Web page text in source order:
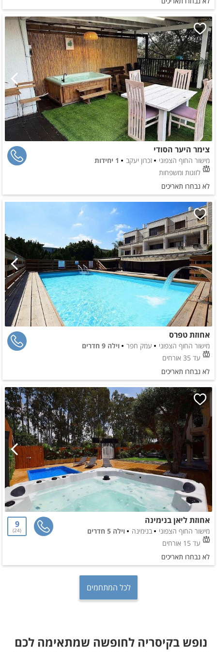
צימר היער הסודי
מישור החוף הצפוני זכרון יעקב
1 יחידות
לזוגות ומשפחות
לא נבחרו תאריכים
אחוזת טפרס
מישור החוף הצפוני עמק חפר
וילה 9 חדרים
עד 35 אורחים
לא נבחרו תאריכים
אחוזת ליאן בנימינה
מישור החוף הצפוני בנימינה
וילה 5 חדרים
עד 15 אורחים
9
24
לא נבחרו תאריכים
לכל המתחמים
נופש בקיסריה לחופשה שמתאימה לכם